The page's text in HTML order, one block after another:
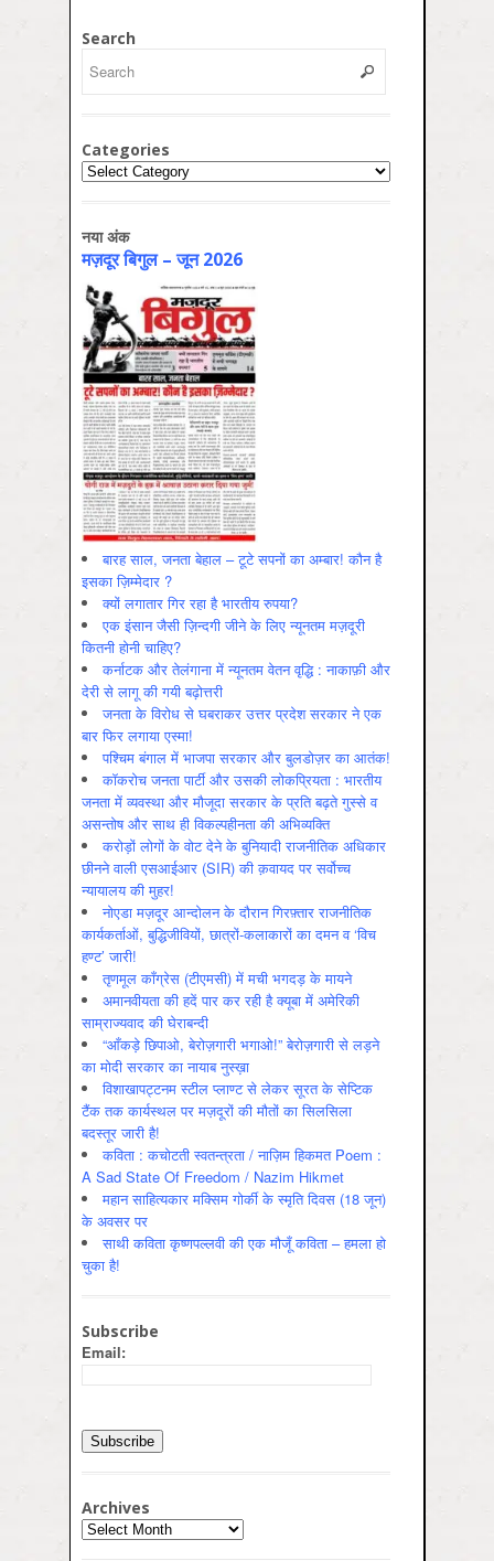
Search
Categories
Categories
नया अंक
मज़दूर बिगुल – जून 2026
बारह साल, जनता बेहाल – टूटे सपनों का अम्बार! कौन है
इसका ज़िम्मेदार ?
क्यों लगातार गिर रहा है भारतीय रुपया?
एक इंसान जैसी ज़िन्दगी जीने के लिए न्यूनतम मज़दूरी
कितनी होनी चाहिए?
कर्नाटक और तेलंगाना में न्यूनतम वेतन वृद्धि : नाकाफ़ी और
देरी से लागू की गयी बढ़ोत्तरी
जनता के विरोध से घबराकर उत्तर प्रदेश सरकार ने एक
बार फिर लगाया एस्मा!
पश्चिम बंगाल में भाजपा सरकार और बुलडोज़र का आतंक!
कॉकरोच जनता पार्टी और उसकी लोकप्रियता : भारतीय
जनता में व्‍यवस्‍था और मौजूदा सरकार के प्रति बढ़ते गुस्‍से व
असन्‍तोष और साथ ही विकल्‍पहीनता की अभिव्‍यक्ति
करोड़ों लोगों के वोट देने के बुनियादी राजनीतिक अधिकार
छीनने वाली एसआईआर (SIR) की क़वायद पर सर्वोच्च
न्यायालय की मुहर!
नोएडा मज़दूर आन्दोलन के दौरान गिरफ़्तार राजनीतिक
कार्यकर्ताओं, बुद्धिजीवियों, छात्रों-कलाकारों का दमन व ‘विच
हण्ट’ जारी!
तृणमूल काँग्रेस (टीएमसी) में मची भगदड़ के मायने
अमानवीयता की हदें पार कर रही है क्यूबा में अमेरिकी
साम्राज्यवाद की घेराबन्दी
“आँकड़े छिपाओ, बेरोज़गारी भगाओ!” बेरोज़गारी से लड़ने
का मोदी सरकार का नायाब नुस्ख़ा
विशाखापट्टनम स्टील प्लाण्ट से लेकर सूरत के सेप्टिक
टैंक तक कार्यस्थल पर मज़दूरों की मौतों का सिलसिला
बदस्तूर जारी है!
कविता : कचोटती स्वतन्त्रता / नाज़िम हिकमत Poem :
A Sad State Of Freedom / Nazim Hikmet
महान साहित्यकार मक्सिम गोर्की के स्मृति दिवस (18 जून)
के अवसर पर
साथी कविता कृष्णपल्लवी की एक मौजूँ कविता – हमला हो
चुका है!
Subscribe
Email:
Archives
Archives